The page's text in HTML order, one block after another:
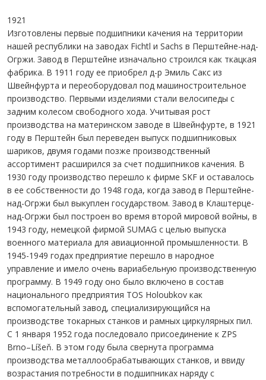
1921
Изготовлены первые подшипники качения на территории
нашей республики на заводах Fichtl и Sachs в Перштейне-над-
Огржи. Завод в Перштейне изначально строился как ткацкая
фабрика. В 1911 году ее приобрел д-р Эмиль Сакс из
Швейнфурта и переоборудовал под машиностроительное
производство. Первыми изделиями стали велосипеды с
задним колесом свободного хода. Учитывая рост
производства на материнском заводе в Швейнфурте, в 1921
году в Перштейн был переведен выпуск подшипниковых
шариков, двумя годами позже производственный
ассортимент расширился за счет подшипников качения. В
1930 году производство перешло к фирме SKF и оставалось
в ее собственности до 1948 года, когда завод в Перштейне-
над-Огржи был выкуплен государством. Завод в Клаштерце-
над-Огржи был построен во время второй мировой войны, в
1943 году, немецкой фирмой SUMAG с целью выпуска
военного материала для авиационной промышленности. В
1945-1949 годах предприятие перешло в народное
управление и имело очень вариабельную производственную
программу. В 1949 году оно было включено в состав
национального предприятия TOS Holoubkov как
вспомогательный завод, специализирующийся на
производстве токарных станков и рамных циркулярных пил.
С 1 января 1952 года последовало присоединение к ZPS
Brno–Líšeň. В этом году была свернута программа
производства металлообрабатывающих станков, и ввиду
возрастания потребности в подшипниках наряду с